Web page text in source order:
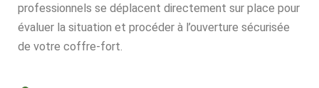
professionnels se déplacent directement sur place pour
évaluer la situation et procéder à l’ouverture sécurisée
de votre coffre-fort.